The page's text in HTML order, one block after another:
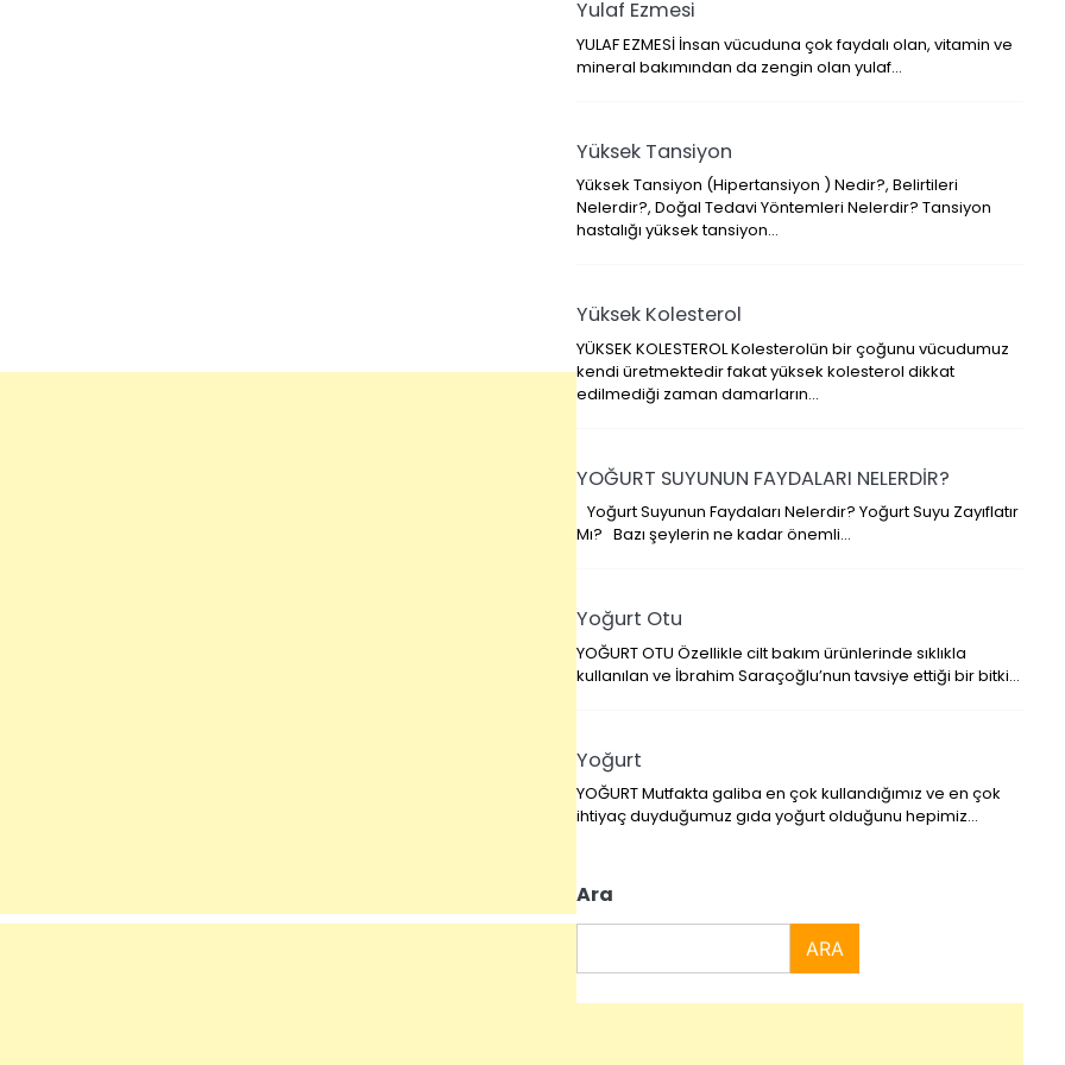
Yulaf Ezmesi
YULAF EZMESİ İnsan vücuduna çok faydalı olan, vitamin ve
mineral bakımından da zengin olan yulaf…
Yüksek Tansiyon
Yüksek Tansiyon (Hipertansiyon ) Nedir?, Belirtileri
Nelerdir?, Doğal Tedavi Yöntemleri Nelerdir? Tansiyon
hastalığı yüksek tansiyon…
Yüksek Kolesterol
YÜKSEK KOLESTEROL Kolesterolün bir çoğunu vücudumuz
kendi üretmektedir fakat yüksek kolesterol dikkat
edilmediği zaman damarların…
YOĞURT SUYUNUN FAYDALARI NELERDİR?
Yoğurt Suyunun Faydaları Nelerdir? Yoğurt Suyu Zayıflatır
Mı? Bazı şeylerin ne kadar önemli…
Yoğurt Otu
YOĞURT OTU Özellikle cilt bakım ürünlerinde sıklıkla
kullanılan ve İbrahim Saraçoğlu’nun tavsiye ettiği bir bitki…
Yoğurt
YOĞURT Mutfakta galiba en çok kullandığımız ve en çok
ihtiyaç duyduğumuz gıda yoğurt olduğunu hepimiz…
Ara
ARA